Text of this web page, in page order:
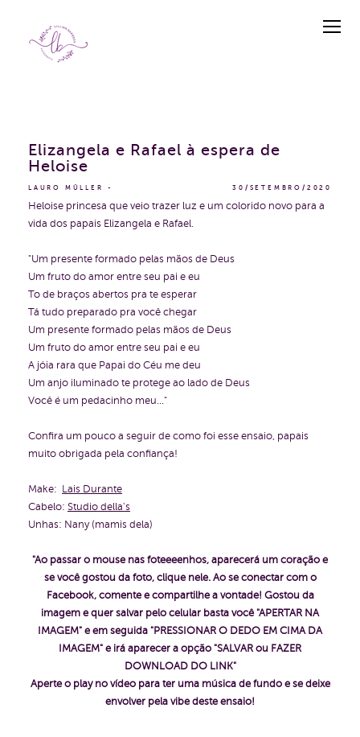
LAURO MÜLLER 30/SETEMBRO/2020
Elizangela e Rafael à espera de
Heloise
Heloise princesa que veio trazer luz e um colorido novo para a
vida dos papais Elizangela e Rafael.
"Um presente formado pelas mãos de Deus
Um fruto do amor entre seu pai e eu
To de braços abertos pra te esperar
Tá tudo preparado pra você chegar
Um presente formado pelas mãos de Deus
Um fruto do amor entre seu pai e eu
A jóia rara que Papai do Céu me deu
Um anjo iluminado te protege ao lado de Deus
Você é um pedacinho meu..."
Confira um pouco a seguir de como foi esse ensaio, papais
muito obrigada pela confiança!
Make:
Lais Durante
Cabelo: Studio della's
Unhas: Nany (mamis dela)
"Ao passar o mouse nas foteeeenhos, aparecerá um coração e
se você gostou da foto, clique nele. Ao se conectar com o
Facebook, comente e compartilhe a vontade! Gostou da
imagem e quer salvar pelo celular basta você "APERTAR NA
IMAGEM" e em seguida "PRESSIONAR O DEDO EM CIMA DA
IMAGEM" e irá aparecer a opção "SALVAR ou FAZER
DOWNLOAD DO LINK"
Aperte o play no vídeo para ter uma música de fundo e se deixe
envolver pela vibe deste ensaio!